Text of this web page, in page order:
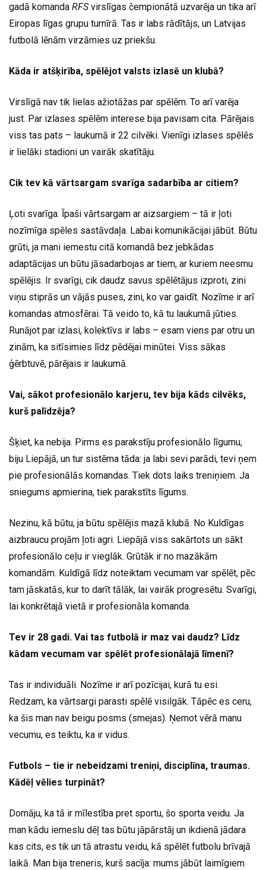
gadā komanda RFSvirslīgas čempionātā uzvarēja un tika arī
Eiropas līgas grupu turnīrā. Tas ir labs rādītājs, un Latvijas
futbolā lēnām virzāmies uz priekšu.
Kāda ir atšķirība, spēlējot valsts izlasē un klubā?
Virslīgā nav tik lielas ažiotāžas par spēlēm. To arī varēja
just. Par izlases spēlēm interese bija pavisam cita. Pārējais
viss tas pats – laukumā ir 22 cilvēki. Vienīgi izlases spēlēs
ir lielāki stadioni un vairāk skatītāju.
Cik tev kā vārtsargam svarīga sadarbība ar citiem?
Ļoti svarīga. Īpaši vārtsargam ar aizsargiem – tā ir ļoti
nozīmīga spēles sastāvdaļa. Labai komunikācijai jābūt. Būtu
grūti, ja mani iemestu citā komandā bez jebkādas
adaptācijas un būtu jāsadarbojas ar tiem, ar kuriem neesmu
spēlējis. Ir svarīgi, cik daudz savus spēlētājus izproti, zini
viņu stiprās un vājās puses, zini, ko var gaidīt. Nozīme ir arī
komandas atmosfērai. Tā veido to, kā tu laukumā jūties.
Runājot par izlasi, kolektīvs ir labs – esam viens par otru un
zinām, ka sitīsimies līdz pēdējai minūtei. Viss sākas
ģērbtuvē, pārējais ir laukumā.
Vai, sākot profesionālo karjeru, tev bija kāds cilvēks,
kurš palīdzēja?
Šķiet, ka nebija. Pirms es parakstīju profesionālo līgumu,
biju Liepājā, un tur sistēma tāda: ja labi sevi parādi, tevi ņem
pie profesionālās komandas. Tiek dots laiks treniņiem. Ja
sniegums apmierina, tiek parakstīts līgums.
Nezinu, kā būtu, ja būtu spēlējis mazā klubā. No Kuldīgas
aizbraucu projām ļoti agri. Liepājā viss sakārtots un sākt
profesionālo ceļu ir vieglāk. Grūtāk ir no mazākām
komandām. Kuldīgā līdz noteiktam vecumam var spēlēt, pēc
tam jāskatās, kur to darīt tālāk, lai vairāk progresētu. Svarīgi,
lai konkrētajā vietā ir profesionāla komanda.
Tev ir 28 gadi. Vai tas futbolā ir maz vai daudz? Līdz
kādam vecumam var spēlēt profesionālajā līmenī?
Tas ir individuāli. Nozīme ir arī pozīcijai, kurā tu esi.
Redzam, ka vārtsargi parasti spēlē visilgāk. Tāpēc es ceru,
ka šis man nav beigu posms (smejas). Ņemot vērā manu
vecumu, es teiktu, ka ir vidus.
Futbols – tie ir nebeidzami treniņi, disciplīna, traumas.
Kādēļ vēlies turpināt?
Domāju, ka tā ir mīlestība pret sportu, šo sporta veidu. Ja
man kādu iemeslu dēļ tas būtu jāpārstāj un ikdienā jādara
kas cits, es tik un tā atrastu veidu, kā spēlēt futbolu brīvajā
laikā. Man bija treneris, kurš sacīja: mums jābūt laimīgiem